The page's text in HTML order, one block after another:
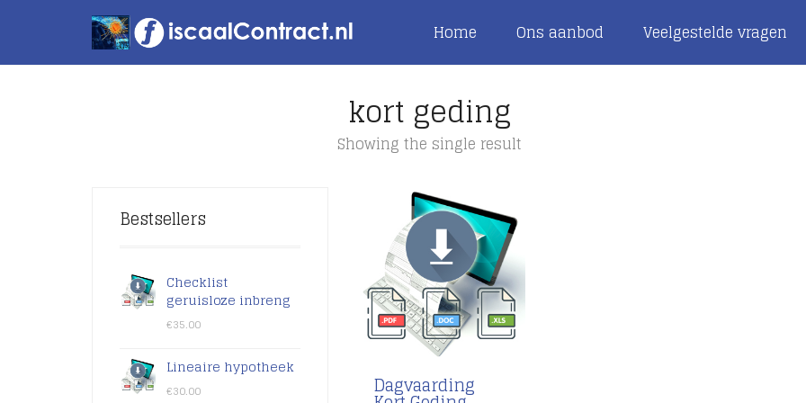
Home Ons aanbod Veelgestelde vragen
kort geding
Showing the single result
Dagvaarding
Bestsellers
Checklist
geruisloze inbreng
€35.00
Lineaire hypotheek
€30.00